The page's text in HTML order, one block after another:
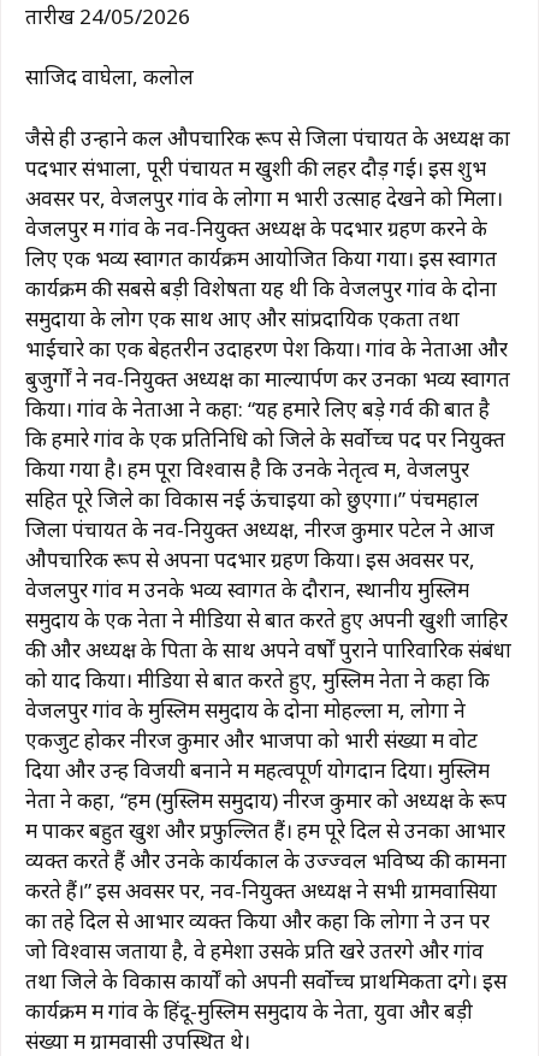
तारीख 24/05/2026
साजिद वाघेला, कलोल
जैसे ही उन्होंने कल औपचारिक रूप से जिला पंचायत के अध्यक्ष का
पदभार संभाला, पूरी पंचायत में खुशी की लहर दौड़ गई। इस शुभ
अवसर पर, वेजलपुर गांव के लोगों में भारी उत्साह देखने को मिला।
वेजलपुर में गांव के नव-नियुक्त अध्यक्ष के पदभार ग्रहण करने के
लिए एक भव्य स्वागत कार्यक्रम आयोजित किया गया। इस स्वागत
कार्यक्रम की सबसे बड़ी विशेषता यह थी कि वेजलपुर गांव के दोनों
समुदायों के लोग एक साथ आए और सांप्रदायिक एकता तथा
भाईचारे का एक बेहतरीन उदाहरण पेश किया। गांव के नेताओं और
बुजुर्गों ने नव-नियुक्त अध्यक्ष का माल्यार्पण कर उनका भव्य स्वागत
किया। गांव के नेताओं ने कहा: “यह हमारे लिए बड़े गर्व की बात है
कि हमारे गांव के एक प्रतिनिधि को जिले के सर्वोच्च पद पर नियुक्त
किया गया है। हमें पूरा विश्वास है कि उनके नेतृत्व में, वेजलपुर
सहित पूरे जिले का विकास नई ऊंचाइयों को छुएगा।” पंचमहाल
जिला पंचायत के नव-नियुक्त अध्यक्ष, नीरज कुमार पटेल ने आज
औपचारिक रूप से अपना पदभार ग्रहण किया। इस अवसर पर,
वेजलपुर गांव में उनके भव्य स्वागत के दौरान, स्थानीय मुस्लिम
समुदाय के एक नेता ने मीडिया से बात करते हुए अपनी खुशी जाहिर
की और अध्यक्ष के पिता के साथ अपने वर्षों पुराने पारिवारिक संबंधों
को याद किया। मीडिया से बात करते हुए, मुस्लिम नेता ने कहा कि
वेजलपुर गांव के मुस्लिम समुदाय के दोनों मोहल्लों में, लोगों ने
एकजुट होकर नीरज कुमार और भाजपा को भारी संख्या में वोट
दिया और उन्हें विजयी बनाने में महत्वपूर्ण योगदान दिया। मुस्लिम
नेता ने कहा, “हम (मुस्लिम समुदाय) नीरज कुमार को अध्यक्ष के रूप
में पाकर बहुत खुश और प्रफुल्लित हैं। हम पूरे दिल से उनका आभार
व्यक्त करते हैं और उनके कार्यकाल के उज्ज्वल भविष्य की कामना
करते हैं।” इस अवसर पर, नव-नियुक्त अध्यक्ष ने सभी ग्रामवासियों
का तहे दिल से आभार व्यक्त किया और कहा कि लोगों ने उन पर
जो विश्वास जताया है, वे हमेशा उसके प्रति खरे उतरेंगे और गांव
तथा जिले के विकास कार्यों को अपनी सर्वोच्च प्राथमिकता देंगे। इस
कार्यक्रम में गांव के हिंदू-मुस्लिम समुदाय के नेता, युवा और बड़ी
संख्या में ग्रामवासी उपस्थित थे।